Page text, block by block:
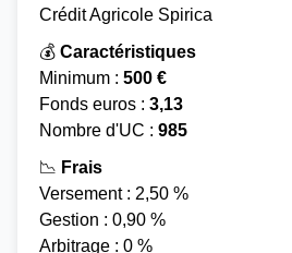
Crédit Agricole Spirica
💰 Caractéristiques
Minimum : 500 €
Fonds euros : 3,13
Nombre d'UC : 985
📉 Frais
Versement : 2,50 %
Gestion : 0,90 %
Arbitrage : 0 %